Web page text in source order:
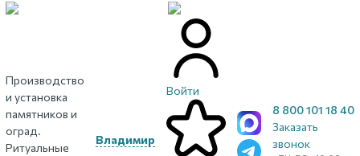
Производство
и установка
памятников и
оград.
Ритуальные
Владимир
Войти
8 800 101 18 40
Заказать
звонок